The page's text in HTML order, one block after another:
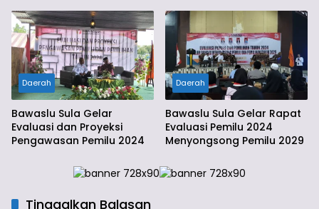
Daerah
Bawaslu Sula Gelar
Evaluasi dan Proyeksi
Pengawasan Pemilu 2024
Daerah
Bawaslu Sula Gelar Rapat
Evaluasi Pemilu 2024
Menyongsong Pemilu 2029
Tinggalkan Balasan